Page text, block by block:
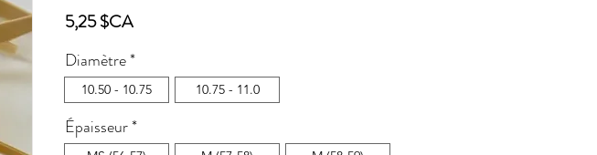
5,25 $CAPrix
Diamètre*
10.50 - 10.75 10.75 - 11.0
Épaisseur*